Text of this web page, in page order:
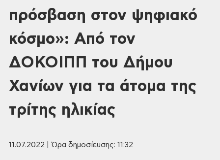
πρόσβαση στον ψηφιακό
κόσμο»: Από τον
ΔΟΚΟΙΠΠ του Δήμου
Χανίων για τα άτομα της
τρίτης ηλικίας
11.07.2022 | Ώρα δημοσίευσης: 11:32